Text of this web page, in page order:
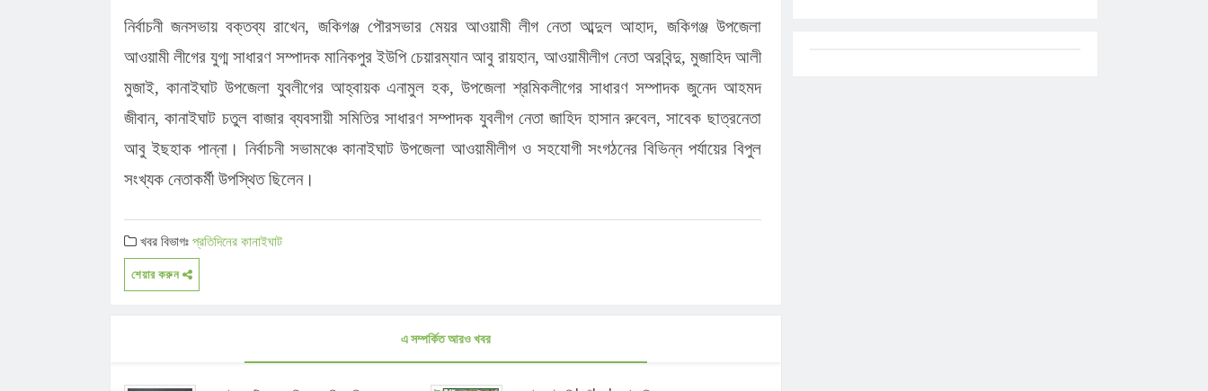
নির্বাচনী জনসভায় বক্তব্য রাখেন, জকিগঞ্জ পৌরসভার মেয়র আওয়ামী লীগ নেতা আব্দুল আহাদ, জকিগঞ্জ উপজেলা
আওয়ামী লীগের যুগ্ম সাধারণ সম্পাদক মানিকপুর ইউপি চেয়ারম্যান আবু রায়হান, আওয়ামীলীগ নেতা অরবিন্দু, মুজাহিদ আলী
মুজাই, কানাইঘাট উপজেলা যুবলীগের আহ্বায়ক এনামুল হক, উপজেলা শ্রমিকলীগের সাধারণ সম্পাদক জুনেদ আহমদ
জীবান, কানাইঘাট চতুল বাজার ব্যবসায়ী সমিতির সাধারণ সম্পাদক যুবলীগ নেতা জাহিদ হাসান রুবেল, সাবেক ছাত্রনেতা
আবু ইছহাক পান্না। নির্বাচনী সভামঞ্চে কানাইঘাট উপজেলা আওয়ামীলীগ ও সহযোগী সংগঠনের বিভিন্ন পর্যায়ের বিপুল
সংখ্যক নেতাকর্মী উপস্থিত ছিলেন।
খবর বিভাগঃপ্রতিদিনের কানাইঘাট
শেয়ার করুন
এ সম্পর্কিত আরও খবর